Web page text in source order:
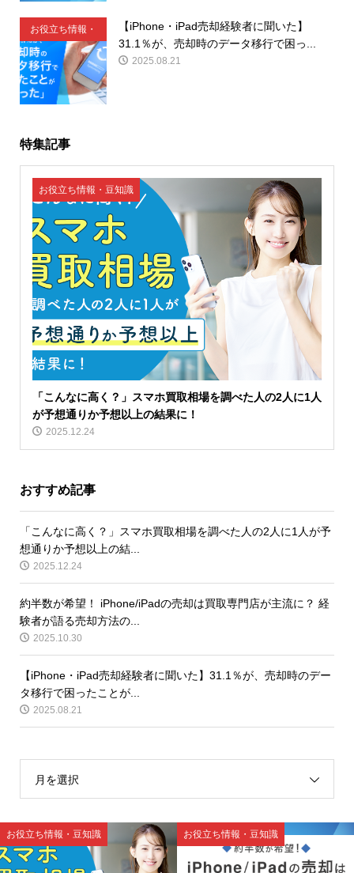
お役立ち情報・
豆知識
【iPhone・iPad売却経験者に聞いた】
31.1％が、売却時のデータ移行で困っ...
2025.08.21
特集記事
お役立ち情報・豆知識
「こんなに高く？」スマホ買取相場を調べた人の2人に1人
が予想通りか予想以上の結果に！
2025.12.24
おすすめ記事
「こんなに高く？」スマホ買取相場を調べた人の2人に1人が予
想通りか予想以上の結...
2025.12.24
約半数が希望！ iPhone/iPadの売却は買取専門店が主流に？ 経
験者が語る売却方法の...
2025.10.30
【iPhone・iPad売却経験者に聞いた】31.1％が、売却時のデー
タ移行で困ったことが...
2025.08.21
月を選択
お役立ち情報・豆知識 お役立ち情報・豆知識